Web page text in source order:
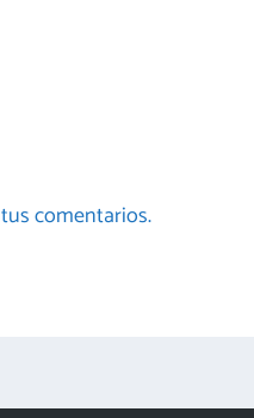
comentarios.